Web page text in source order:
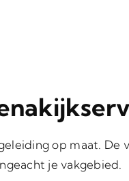
op maat. De
je vakgebied.